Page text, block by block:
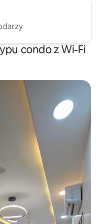
condo z Wi-Fi
gości